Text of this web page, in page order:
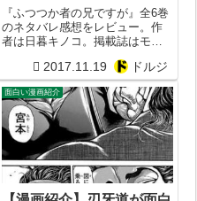
【内容あらすじ&最終回】
『ふつつか者の兄ですが』全6巻
のネタバレ感想をレビュー。作
者は日暮キノコ。掲載誌はモー
ンルは青年コミックの日常漫
画。AmazonのKindleや楽天kobo
などで無料で試し読み・立ち読
みができます。つい先日完結
し...
2017.11.19 ドルジ
面白い漫画紹介